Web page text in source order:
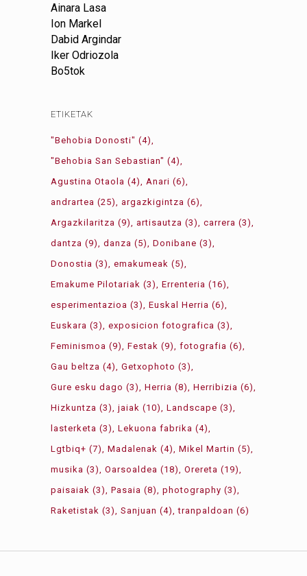
Ainara Lasa
Ion Markel
Dabid Argindar
Iker Odriozola
Bo5tok
ETIKETAK
"Behobia Donosti" (4)
"Behobia San Sebastian" (4)
Agustina Otaola (4) Anari (6)
andrartea (25) argazkigintza (6)
Argazkilaritza (9) artisautza (3) carrera (3)
dantza (9) danza (5) Donibane (3)
Donostia (3) emakumeak (5)
Emakume Pilotariak (3) Errenteria (16)
esperimentazioa (3) Euskal Herria (6)
Euskara (3) exposicion fotografica (3)
Feminismoa (9) Festak (9) fotografia (6)
Gau beltza (4) Getxophoto (3)
Gure esku dago (3) Herria (8) Herribizia (6)
Hizkuntza (3) jaiak (10) Landscape (3)
lasterketa (3) Lekuona fabrika (4)
Lgtbiq+ (7) Madalenak (4) Mikel Martin (5)
musika (3) Oarsoaldea (18) Orereta (19)
paisaiak (3) Pasaia (8) photography (3)
Raketistak (3) Sanjuan (4) tranpaldoan (6)